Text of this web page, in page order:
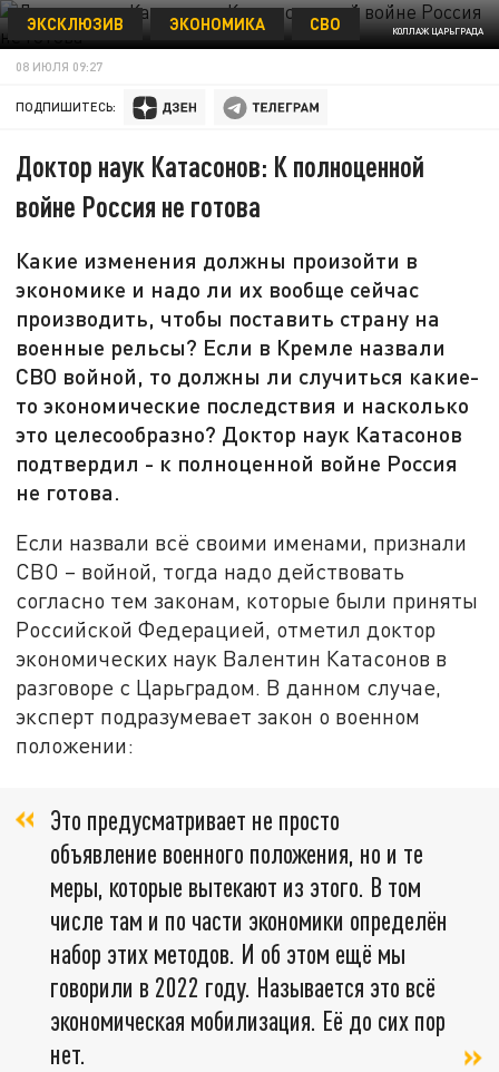
КОЛЛАЖ ЦАРЬГРАДА
ЭКСКЛЮЗИВ ЭКОНОМИКА СВО
08 ИЮЛЯ 09:27
ПОДПИШИТЕСЬ:
Доктор наук Катасонов: К полноценной
войне Россия не готова
Какие изменения должны произойти в
экономике и надо ли их вообще сейчас
производить, чтобы поставить страну на
военные рельсы? Если в Кремле назвали
СВО войной, то должны ли случиться какие-
то экономические последствия и насколько
это целесообразно? Доктор наук Катасонов
подтвердил - к полноценной войне Россия
не готова.
Если назвали всё своими именами, признали
СВО – войной, тогда надо действовать
согласно тем законам, которые были приняты
Российской Федерацией, отметил доктор
экономических наук Валентин Катасонов в
разговоре с Царьградом. В данном случае,
эксперт подразумевает закон о военном
положении:
Это предусматривает не просто
объявление военного положения, но и те
меры, которые вытекают из этого. В том
числе там и по части экономики определён
набор этих методов. И об этом ещё мы
говорили в 2022 году. Называется это всё
экономическая мобилизация. Её до сих пор
нет.